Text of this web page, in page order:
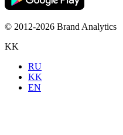
© 2012-2026 Brand Analytics
KK
RU
KK
EN